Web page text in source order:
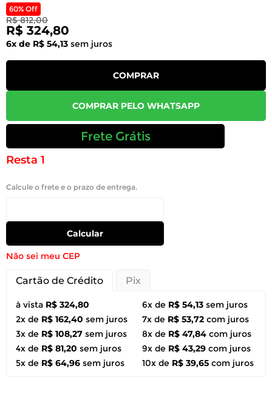
60% Off
R$ 812,00
R$ 324,80
6x de R$ 54,13 sem juros
COMPRAR
COMPRAR PELO WHATSAPP
Frete Grátis
Resta 1
Calcule o frete e o prazo de entrega.
Calcular
Não sei meu CEP
Cartão de Crédito Pix
à vista R$ 324,80
2x de R$ 162,40 sem juros
3x de R$ 108,27 sem juros
4x de R$ 81,20 sem juros
5x de R$ 64,96 sem juros
6x de R$ 54,13 sem juros
7x de R$ 53,72 com juros
8x de R$ 47,84 com juros
9x de R$ 43,29 com juros
10x de R$ 39,65 com juros